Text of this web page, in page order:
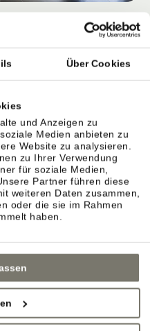
Über Cookies
und Anzeigen zu
Medien anbieten zu
Website zu analysieren.
zu Ihrer Verwendung
für soziale Medien,
Partner führen diese
weiteren Daten zusammen,
oder die sie im Rahmen
haben.